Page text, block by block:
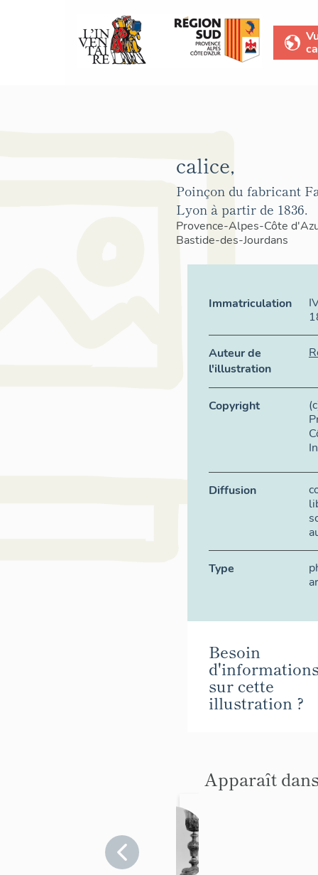
calice,
Poinçon du fabricant
Lyon à partir de 1836.
Provence-Alpes-Côte
Bastide-des-Jourdans
Immatriculation
Auteur de
l'illustration
Copyright
Diffusion
Type
Besoin
sur cette
illustration ?
Apparaît